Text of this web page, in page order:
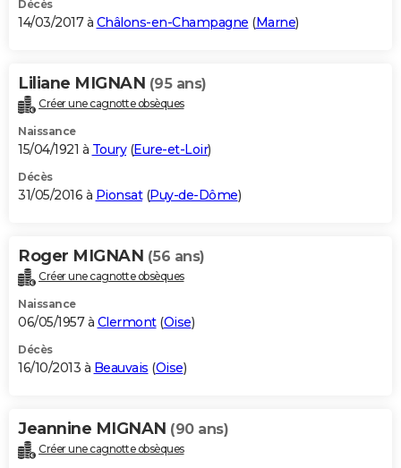
Décès
14/03/2017 à Châlons-en-Champagne (Marne)
Liliane MIGNAN (95 ans)
Créer une cagnotte obsèques
Naissance
15/04/1921 à Toury(Eure-et-Loir)
Décès
31/05/2016 à Pionsat(Puy-de-Dôme)
Roger MIGNAN (56 ans)
Créer une cagnotte obsèques
Naissance
06/05/1957 à Clermont(Oise)
Décès
16/10/2013 à Beauvais (Oise)
Jeannine MIGNAN (90 ans)
Créer une cagnotte obsèques